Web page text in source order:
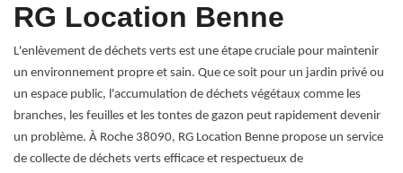
RG Location Benne
L'enlèvement de déchets verts est une étape cruciale pour maintenir
un environnement propre et sain. Que ce soit pour un jardin privé ou
un espace public, l'accumulation de déchets végétaux comme les
branches, les feuilles et les tontes de gazon peut rapidement devenir
un problème. À Roche 38090, RG Location Benne propose un service
de collecte de déchets verts efficace et respectueux de